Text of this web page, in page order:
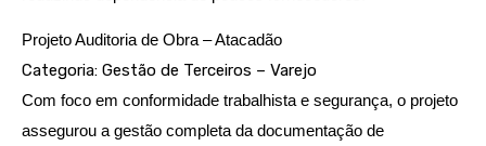
Projeto Auditoria de Obra – Atacadão
Categoria: Gestão de Terceiros – Varejo
Com foco em conformidade trabalhista e segurança, o projeto
assegurou a gestão completa da documentação de